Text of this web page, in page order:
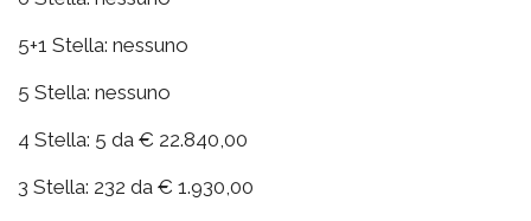
5+1 Stella: nessuno
5 Stella: nessuno
4 Stella: 5 da € 22.840,00
3 Stella: 232 da € 1.930,00